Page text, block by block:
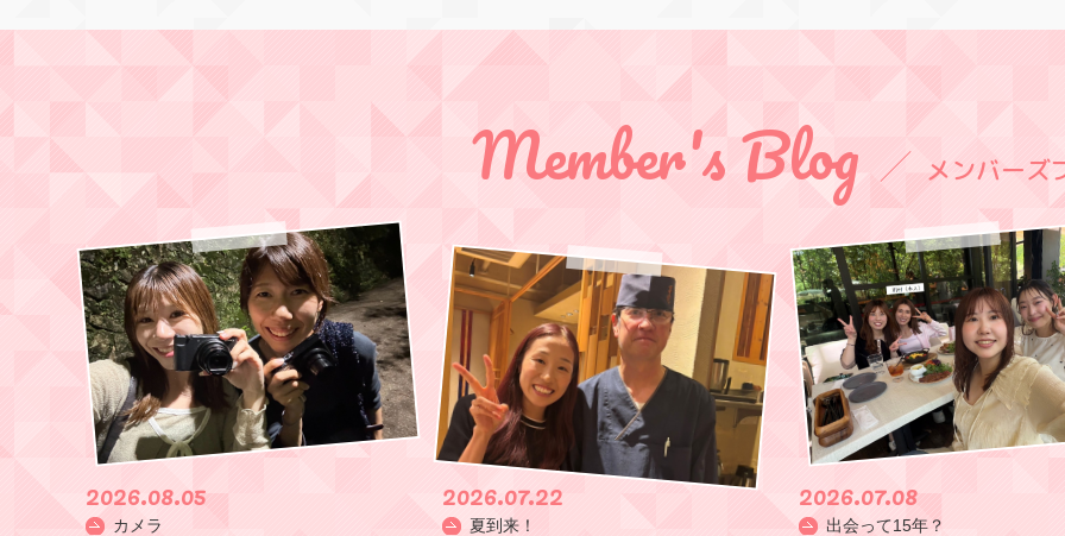
Member's Blog メンバーズ
2026.08.05
カメラ
2026.07.22
夏到来！
2026.07.08
出会って15年？